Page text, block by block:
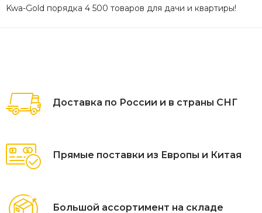
Kwa-Gold порядка 4 500 товаров для дачи и квартиры!
Доставка по России и в страны СНГ
Прямые поставки из Европы и Китая
Большой ассортимент на складе